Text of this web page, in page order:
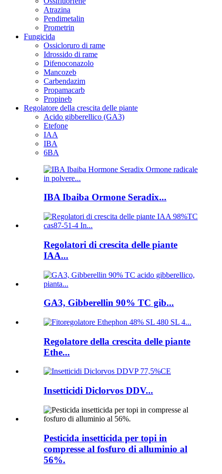
Atrazina
Pendimetalin
Prometrin
Fungicida
Ossicloruro di rame
Idrossido di rame
Difenoconazolo
Mancozeb
Carbendazim
Propamacarb
Propineb
Regolatore della crescita delle piante
Acido gibberellico (GA3)
Etefone
IAA
IBA
6BA
IBA Ibaiba Ormone Seradix...
Regolatori di crescita delle piante
IAA...
GA3, Gibberellin 90% TC gib...
Regolatore della crescita delle piante
Ethe...
Insetticidi Diclorvos DDV...
Pesticida insetticida per topi in
compresse al fosfuro di alluminio al
56%.